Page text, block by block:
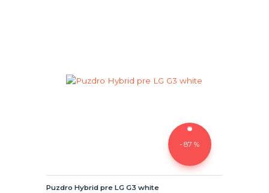
- 87 %
Puzdro Hybrid pre LG G3 white